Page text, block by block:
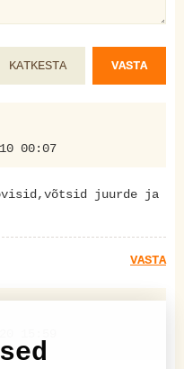
KATKESTA VASTA
00:07
juurde ja
VASTA